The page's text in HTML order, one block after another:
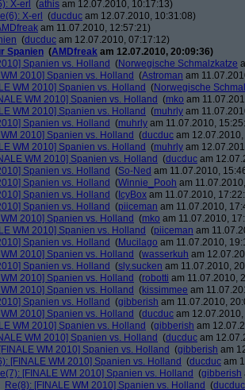
X-erl
(athis am 12.07.2010, 10:17:13)
X-erl
(ducduc am 12.07.2010, 10:31:08)
am 11.07.2010, 12:57:21)
(ducduc am 12.07.2010, 07:17:12)
Spanien (AMDfreak am 12.07.2010, 20:09:36)
Spanien vs. Holland (Norwegische Schmalzkatze
2010] Spanien vs. Holland (Astroman am
WM 2010] Spanien vs. Holland (Norwegische
WM 2010] Spanien vs. Holland (mko am
WM 2010] Spanien vs. Holland (muhrly am
Spanien vs. Holland (muhrly am 11.07.2010,
2010] Spanien vs. Holland (ducduc am
WM 2010] Spanien vs. Holland (muhrly am
WM 2010] Spanien vs. Holland (ducduc am
Spanien vs. Holland (So-Ned am 11.07.2010,
Spanien vs. Holland (Winnie_Pooh am
Spanien vs. Holland ( IcyBox am 11.07.2010,
Spanien vs. Holland (piiceman am 11.07.2010,
2010] Spanien vs. Holland (mko am 11.07.2010,
WM 2010] Spanien vs. Holland (piiceman am
Spanien vs. Holland (Mucilago am 11.07.2010,
2010] Spanien vs. Holland (wasserkuh am
Spanien vs. Holland (sly.sucken am 11.07.2010,
2010] Spanien vs. Holland (robotti am 11.07.2010,
2010] Spanien vs. Holland (kissimmee am
Spanien vs. Holland (gibberish am 11.07.2010,
2010] Spanien vs. Holland (ducduc am
WM 2010] Spanien vs. Holland (gibberish am
WM 2010] Spanien vs. Holland (ducduc am
WM 2010] Spanien vs. Holland (gibberish am
[FINALE WM 2010] Spanien vs. Holland (ducduc am
[FINALE WM 2010] Spanien vs. Holland (gibberish
Re(8): [FINALE WM 2010] Spanien vs. Holland (ducduc